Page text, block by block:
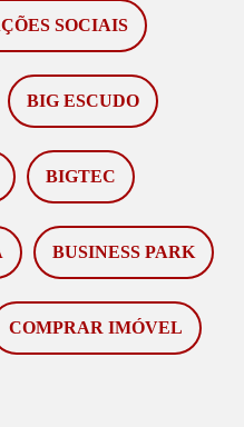
SOCIAIS
BIG ESCUDO
BIGTEC
BUSINESS PARK
COMPRAR IMÓVEL